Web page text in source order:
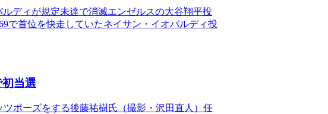
ディが規定未達で消滅エンゼルスの大谷翔平投
で首位を快走していたネイサン・イオバルディ投
当選
ポーズをする後藤祐樹氏（撮影・沢田直人）任